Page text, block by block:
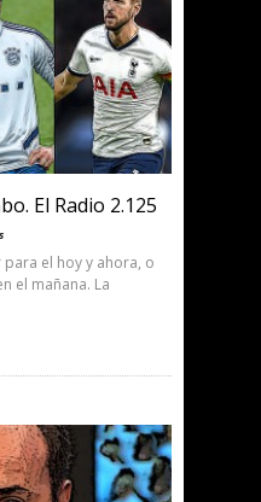
El Radio 2.125
el hoy y ahora, o
el mañana. La